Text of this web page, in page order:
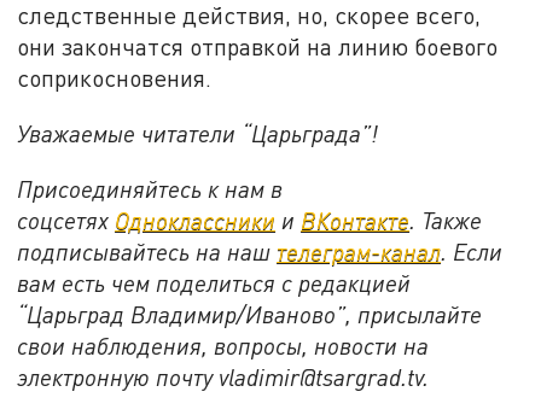
следственные действия, но, скорее всего,
они закончатся отправкой на линию боевого
соприкосновения.
Уважаемые читатели “Царьграда”!
Присоединяйтесь к нам в
соцсетях Одноклассники и ВКонтакте. Также
подписывайтесь на наш телеграм-канал. Если
вам есть чем поделиться с редакцией
“Царьград Владимир/Иваново”, присылайте
свои наблюдения, вопросы, новости на
электронную почту vladimir@tsargrad.tv.